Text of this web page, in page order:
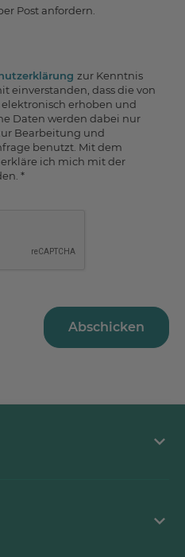
Post anfordern.
zur Kenntnis
einverstanden, dass die von
erhoben und
Daten werden dabei nur
Bearbeitung und
benutzt. Mit dem
ich mich mit der
*
Abschicken